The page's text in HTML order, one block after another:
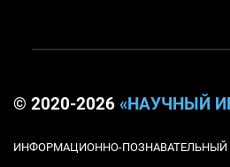
© 2020-2026 «НАУЧНЫЙ
ИНФОРМАЦИОННО-ПОЗНАВАТЕЛЬНЫЙ